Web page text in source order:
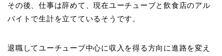
その後、仕事は辞めて、現在ユーチューブと飲食店のアル
バイトで生計を立てているそうです。
退職してユーチューブ中心に収入を得る方向に進路を変え